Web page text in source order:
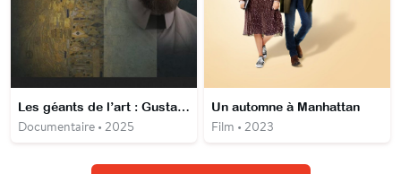
Les géants de l’art : Gustav Klimt
Documentaire • 2025
Un automne à Manhattan
Film • 2023